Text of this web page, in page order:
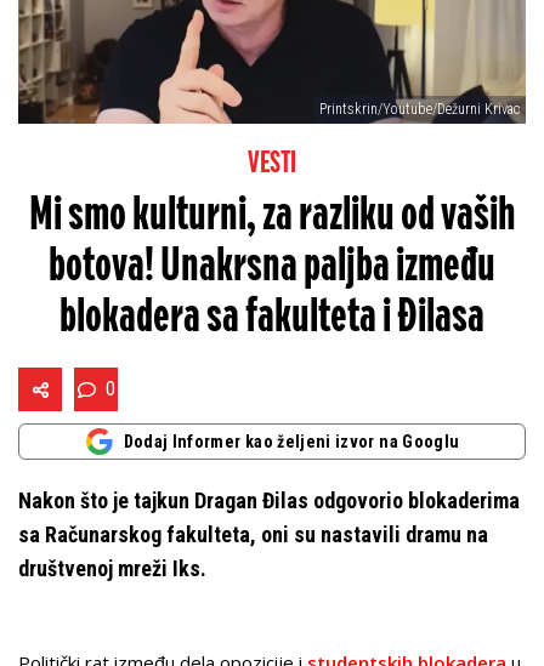
Printskrin/Youtube/Dežurni Krivac
VESTI
Mi smo kulturni, za razliku od vaših
botova! Unakrsna paljba između
blokadera sa fakulteta i Đilasa
0
Dodaj Informer kao željeni izvor na Googlu
Nakon što je tajkun Dragan Đilas odgovorio blokaderima
sa Računarskog fakulteta, oni su nastavili dramu na
društvenoj mreži Iks.